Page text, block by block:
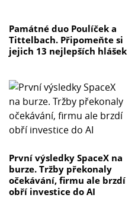
Památné duo Poulíček a
Tittelbach. Připomeňte si
jejich 13 nejlepších hlášek
První výsledky SpaceX na
burze. Tržby překonaly
očekávání, firmu ale brzdí
obří investice do AI